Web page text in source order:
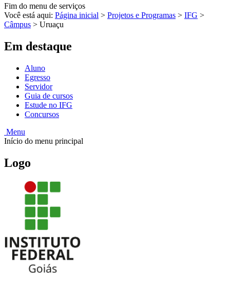
Fim do menu de serviços
Você está aqui: Página inicial > Projetos e Programas > IFG >
Câmpus > Uruaçu
Em destaque
Aluno
Egresso
Servidor
Guia de cursos
Estude no IFG
Concursos
Menu
Início do menu principal
Logo